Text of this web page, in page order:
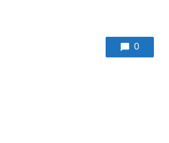
0